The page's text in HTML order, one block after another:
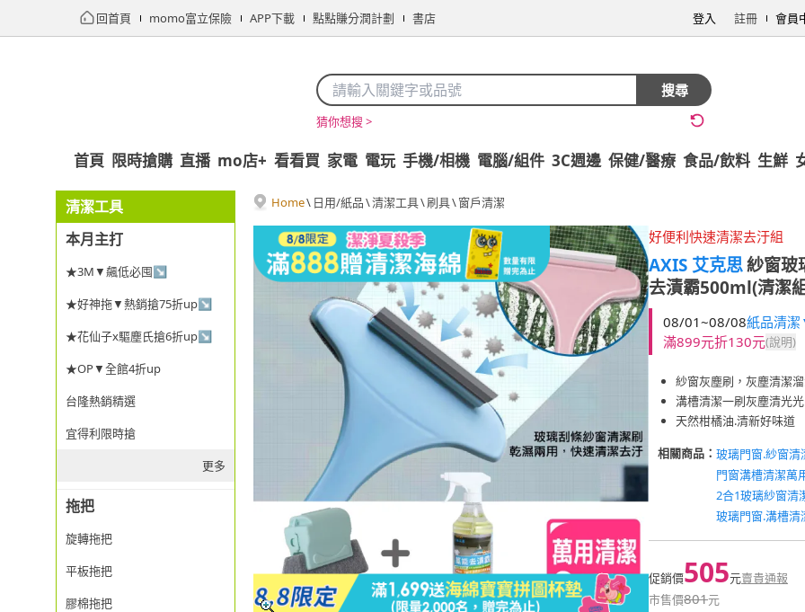
回首頁 momo富立保險 APP下載 點點賺分潤計劃 書店 登入 註冊 會員
搜尋
猜你想搜 >
首頁 限時搶購 直播 mo店+ 看看買 家電 電玩 手機/相機 電腦/組件 3C週邊 保健/醫療 食品/飲料 生鮮
清潔工具
本月主打
★3M▼飆低必囤↘
★好神拖▼熱銷搶75折up↘
★花仙子x驅塵氏搶6折up↘
★OP▼全館4折up
台隆熱銷精選
宜得利限時搶
更多
拖把
旋轉拖把
平板拖把
膠棉拖把
Home\ 日用/紙品\清潔工具\刷具\窗戶清潔
好便利快速清潔去汙組
AXIS 艾克思紗窗玻
去漬霸500ml(清潔
08/01~08/08紙品清
滿899元折130元(說明)
紗窗灰塵刷，灰塵清潔
溝槽清潔一刷灰塵清光光
天然柑橘油.清新好味道
相關商品： 玻璃門窗.紗窗清
門窗溝槽清潔萬
2合1玻璃紗窗清
玻璃門窗.溝槽清
促銷價505元賣貴通報
市售價801元